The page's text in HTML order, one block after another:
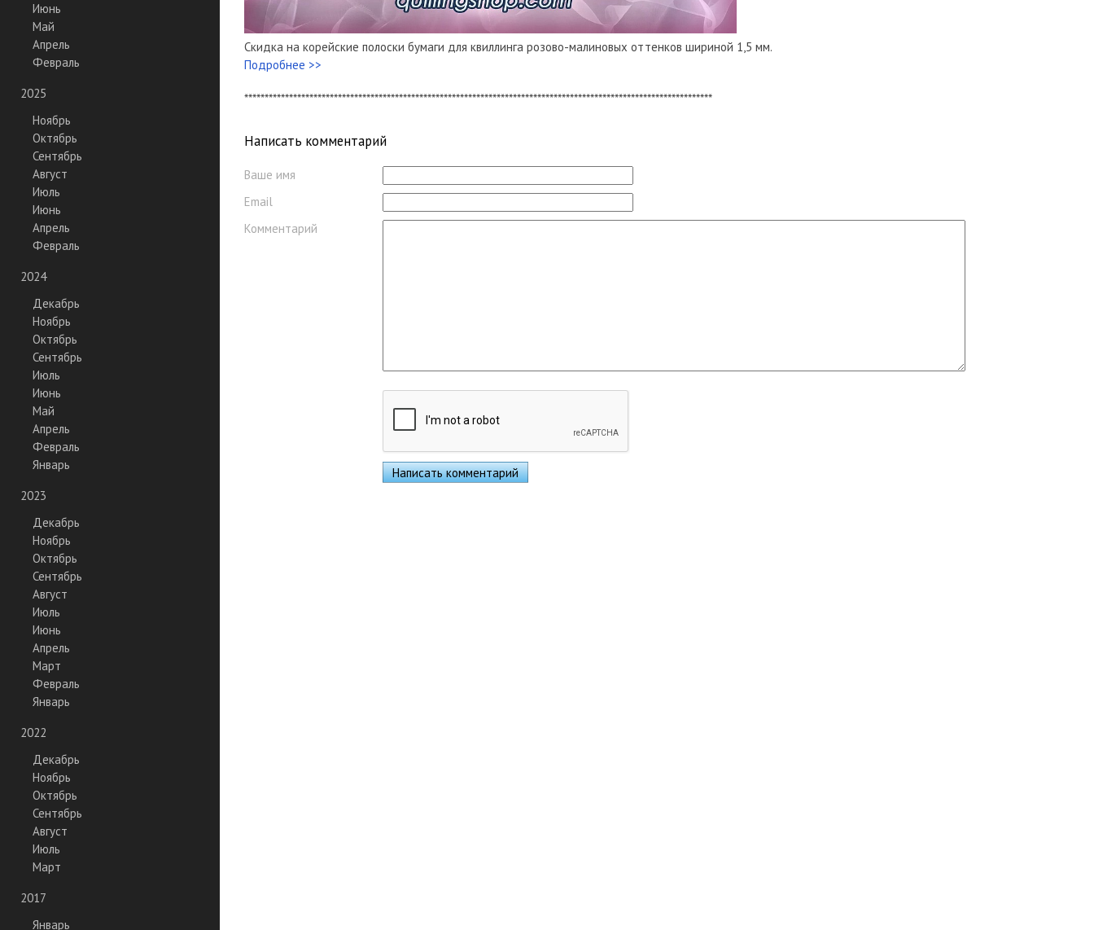
Июнь
Май
Апрель
Февраль
2025
Ноябрь
Октябрь
Сентябрь
Август
Июль
Июнь
Апрель
Февраль
2024
Декабрь
Ноябрь
Октябрь
Сентябрь
Июль
Июнь
Май
Апрель
Февраль
Январь
2023
Декабрь
Ноябрь
Октябрь
Сентябрь
Август
Июль
Июнь
Апрель
Март
Февраль
Январь
2022
Декабрь
Ноябрь
Октябрь
Сентябрь
Август
Июль
Март
2017
Январь
Скидка на корейские полоски бумаги для квиллинга розово-малиновых оттенков шириной 1,5 мм.
Подробнее >>
*******************************************************************************************************************
Написать комментарий
Ваше имя
Email
Комментарий